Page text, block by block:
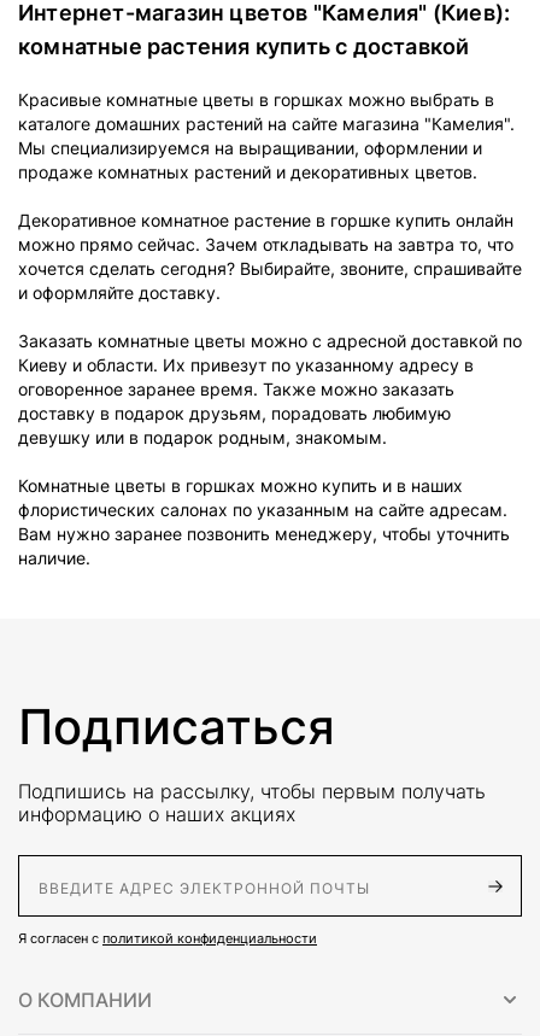
Интернет-магазин цветов "Камелия" (Киев):
комнатные растения купить с доставкой
Красивые комнатные цветы в горшках можно выбрать в
каталоге домашних растений на сайте магазина "Камелия".
Мы специализируемся на выращивании, оформлении и
продаже комнатных растений и декоративных цветов.
Декоративное комнатное растение в горшке купить онлайн
можно прямо сейчас. Зачем откладывать на завтра то, что
хочется сделать сегодня? Выбирайте, звоните, спрашивайте
и оформляйте доставку.
Заказать комнатные цветы можно с адресной доставкой по
Киеву и области. Их привезут по указанному адресу в
оговоренное заранее время. Также можно заказать
доставку в подарок друзьям, порадовать любимую
девушку или в подарок родным, знакомым.
Комнатные цветы в горшках можно купить и в наших
флористических салонах по указанным на сайте адресам.
Вам нужно заранее позвонить менеджеру, чтобы уточнить
наличие.
Подписаться
Подпишись на рассылку, чтобы первым получать
информацию о наших акциях
Я согласен с политикой конфиденциальности
О КОМПАНИИ